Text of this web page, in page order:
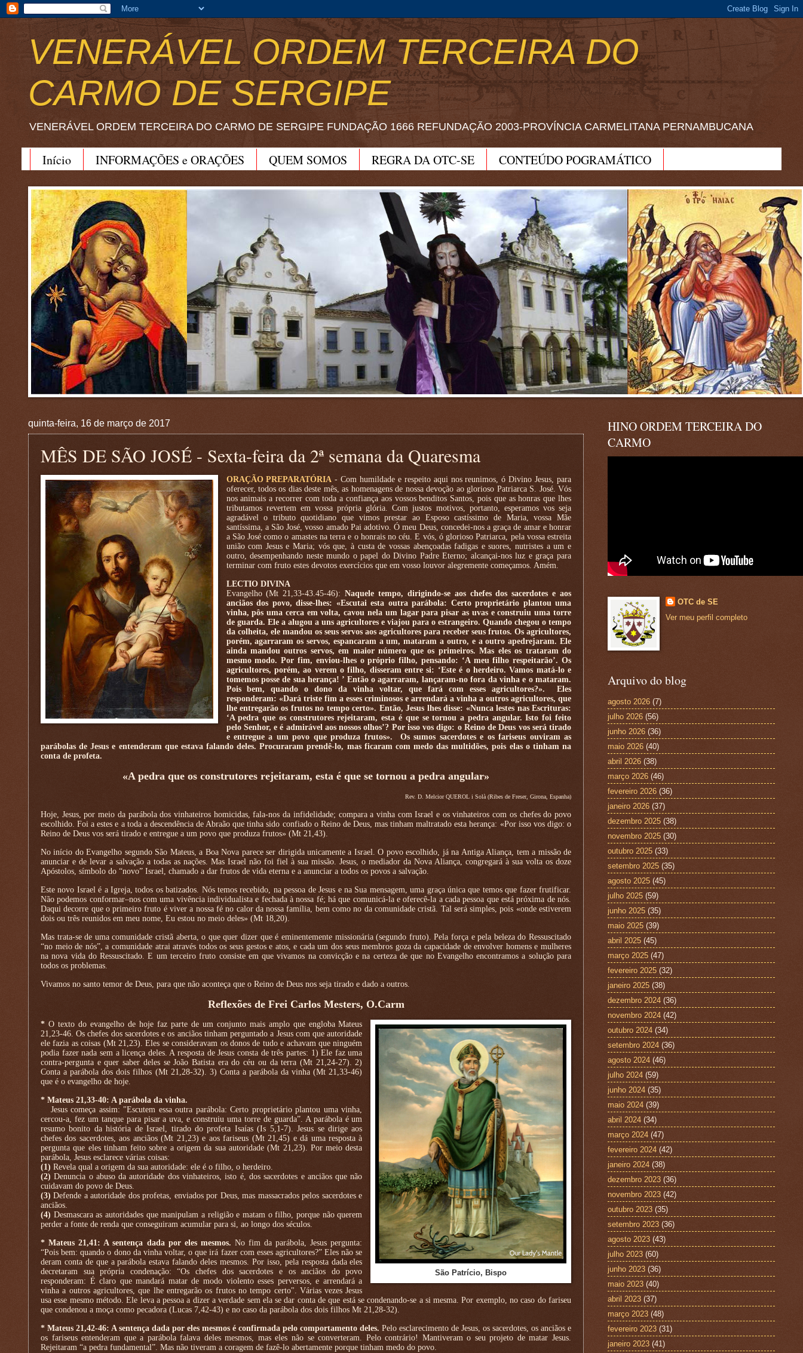
VENERÁVEL ORDEM TERCEIRA DO
CARMO DE SERGIPE
VENERÁVEL ORDEM TERCEIRA DO CARMO DE SERGIPE FUNDAÇÃO 1666 REFUNDAÇÃO 2003-PROVÍNCIA CARMELITANA PERNAMBUCANA
Início INFORMAÇÕES e ORAÇÕES QUEM SOMOS REGRA DA OTC-SE
CONTEÚDO POGRAMÁTICO
quinta-feira, 16 de março de 2017
MÊS DE SÃO JOSÉ - Sexta-feira da 2ª semana da Quaresma
ORAÇÃO PREPARATÓRIA - Com humildade e respeito aqui nos reunimos, ó Divino Jesus, para
oferecer, todos os dias deste mês, as homenagens de nossa devoção ao glorioso Patriarca S. José. Vós
nos animais a recorrer com toda a confiança aos vossos benditos Santos, pois que as honras que lhes
tributamos revertem em vossa própria glória. Com justos motivos, portanto, esperamos vos seja
agradável o tributo quotidiano que vimos prestar ao Esposo castíssimo de Maria, vossa Mãe
santíssima, a São José, vosso amado Pai adotivo. Ó meu Deus, concedei-nos a graça de amar e honrar
a São José como o amastes na terra e o honrais no céu. E vós, ó glorioso Patriarca, pela vossa estreita
união com Jesus e Maria; vós que, à custa de vossas abençoadas fadigas e suores, nutristes a um e
outro, desempenhando neste mundo o papel do Divino Padre Eterno; alcançai-nos luz e graça para
terminar com fruto estes devotos exercícios que em vosso louvor alegremente começamos. Amém.
LECTIO DIVINA
Evangelho (Mt 21,33-43.45-46):Naquele tempo, dirigindo-se aos chefes dos sacerdotes e aos
anciãos dos povo, disse-lhes: «Escutai esta outra parábola: Certo proprietário plantou uma
vinha, pôs uma cerca em volta, cavou nela um lagar para pisar as uvas e construiu uma torre
de guarda. Ele a alugou a uns agricultores e viajou para o estrangeiro. Quando chegou o tempo
da colheita, ele mandou os seus servos aos agricultores para receber seus frutos. Os agricultores,
porém, agarraram os servos, espancaram a um, mataram a outro, e a outro apedrejaram. Ele
ainda mandou outros servos, em maior número que os primeiros. Mas eles os trataram do
mesmo modo. Por fim, enviou-lhes o próprio filho, pensando: ‘A meu filho respeitarão’. Os
agricultores, porém, ao verem o filho, disseram entre si: ‘Este é o herdeiro. Vamos matá-lo e
tomemos posse de sua herança! ’ Então o agarraram, lançaram-no fora da vinha e o mataram.
Pois bem, quando o dono da vinha voltar, que fará com esses agricultores?». Eles
responderam: «Dará triste fim a esses criminosos e arrendará a vinha a outros agricultores, que
lhe entregarão os frutos no tempo certo». Então, Jesus lhes disse: «Nunca lestes nas Escrituras:
‘A pedra que os construtores rejeitaram, esta é que se tornou a pedra angular. Isto foi feito
pelo Senhor, e é admirável aos nossos olhos’? Por isso vos digo: o Reino de Deus vos será tirado
e entregue a um povo que produza frutos». Os sumos sacerdotes e os fariseus ouviram as
parábolas de Jesus e entenderam que estava falando deles. Procuraram prendê-lo, mas ficaram com medo das multidões, pois elas o tinham na
conta de profeta.
«A pedra que os construtores rejeitaram, esta é que se tornou a pedra angular»
Rev. D. Melcior QUEROL i Solà (Ribes de Freser, Girona, Espanha)
Hoje, Jesus, por meio da parábola dos vinhateiros homicidas, fala-nos da infidelidade; compara a vinha com Israel e os vinhateiros com os chefes do povo
escolhido. Foi a estes e a toda a descendência de Abraão que tinha sido confiado o Reino de Deus, mas tinham maltratado esta herança: «Por isso vos digo: o
Reino de Deus vos será tirado e entregue a um povo que produza frutos» (Mt 21,43).
No início do Evangelho segundo São Mateus, a Boa Nova parece ser dirigida unicamente a Israel. O povo escolhido, já na Antiga Aliança, tem a missão de
anunciar e de levar a salvação a todas as nações. Mas Israel não foi fiel à sua missão. Jesus, o mediador da Nova Aliança, congregará à sua volta os doze
Apóstolos, símbolo do “novo” Israel, chamado a dar frutos de vida eterna e a anunciar a todos os povos a salvação.
Este novo Israel é a Igreja, todos os batizados. Nós temos recebido, na pessoa de Jesus e na Sua mensagem, uma graça única que temos que fazer frutificar.
Não podemos conformar–nos com uma vivência individualista e fechada à nossa fé; há que comunicá-la e oferecê-la a cada pessoa que está próxima de nós.
Daqui decorre que o primeiro fruto é viver a nossa fé no calor da nossa família, bem como no da comunidade cristã. Tal será simples, pois «onde estiverem
dois ou três reunidos em meu nome, Eu estou no meio deles» (Mt 18,20).
Mas trata-se de uma comunidade cristã aberta, o que quer dizer que é eminentemente missionária (segundo fruto). Pela força e pela beleza do Ressuscitado
“no meio de nós”, a comunidade atrai através todos os seus gestos e atos, e cada um dos seus membros goza da capacidade de envolver homens e mulheres
na nova vida do Ressuscitado. E um terceiro fruto consiste em que vivamos na convicção e na certeza de que no Evangelho encontramos a solução para
todos os problemas.
Vivamos no santo temor de Deus, para que não aconteça que o Reino de Deus nos seja tirado e dado a outros.
Reflexões de Frei Carlos Mesters, O.Carm
São Patrício, Bispo
* O texto do evangelho de hoje faz parte de um conjunto mais amplo que engloba Mateus
21,23-46. Os chefes dos sacerdotes e os anciãos tinham perguntado a Jesus com que autoridade
ele fazia as coisas (Mt 21,23). Eles se consideravam os donos de tudo e achavam que ninguém
podia fazer nada sem a licença deles. A resposta de Jesus consta de três partes: 1) Ele faz uma
contra-pergunta e quer saber deles se João Batista era do céu ou da terra (Mt 21,24-27). 2)
Conta a parábola dos dois filhos (Mt 21,28-32). 3) Conta a parábola da vinha (Mt 21,33-46)
que é o evangelho de hoje.
* Mateus 21,33-40: A parábola da vinha.
Jesus começa assim: "Escutem essa outra parábola: Certo proprietário plantou uma vinha,
cercou-a, fez um tanque para pisar a uva, e construiu uma torre de guarda”. A parábola é um
resumo bonito da história de Israel, tirado do profeta Isaías (Is 5,1-7). Jesus se dirige aos
chefes dos sacerdotes, aos anciãos (Mt 21,23) e aos fariseus (Mt 21,45) e dá uma resposta à
pergunta que eles tinham feito sobre a origem da sua autoridade (Mt 21,23). Por meio desta
parábola, Jesus esclarece várias coisas:
(1) Revela qual a origem da sua autoridade: ele é o filho, o herdeiro.
(2) Denuncia o abuso da autoridade dos vinhateiros, isto é, dos sacerdotes e anciãos que não
cuidavam do povo de Deus.
(3) Defende a autoridade dos profetas, enviados por Deus, mas massacrados pelos sacerdotes e
anciãos.
(4) Desmascara as autoridades que manipulam a religião e matam o filho, porque não querem
perder a fonte de renda que conseguiram acumular para si, ao longo dos séculos.
* Mateus 21,41: A sentença dada por eles mesmos. No fim da parábola, Jesus pergunta:
“Pois bem: quando o dono da vinha voltar, o que irá fazer com esses agricultores?” Eles não se
deram conta de que a parábola estava falando deles mesmos. Por isso, pela resposta dada eles
decretaram sua própria condenação: “Os chefes dos sacerdotes e os anciãos do povo
responderam: É claro que mandará matar de modo violento esses perversos, e arrendará a
vinha a outros agricultores, que lhe entregarão os frutos no tempo certo". Várias vezes Jesus
usa esse mesmo método. Ele leva a pessoa a dizer a verdade sem ela se dar conta de que está se condenando-se a si mesma. Por exemplo, no caso do fariseu
que condenou a moça como pecadora (Lucas 7,42-43) e no caso da parábola dos dois filhos Mt 21,28-32).
* Mateus 21,42-46: A sentença dada por eles mesmos é confirmada pelo comportamento deles. Pelo esclarecimento de Jesus, os sacerdotes, os anciãos e
os fariseus entenderam que a parábola falava deles mesmos, mas eles não se converteram. Pelo contrário! Mantiveram o seu projeto de matar Jesus.
Rejeitaram “a pedra fundamental”. Mas não tiveram a coragem de fazê-lo abertamente porque tinham medo do povo.
HINO ORDEM TERCEIRA DO
CARMO
OTC de SE
Ver meu perfil completo
Arquivo do blog
agosto 2026 (7)
julho 2026 (56)
junho 2026 (36)
maio 2026 (40)
abril 2026 (38)
março 2026 (46)
fevereiro 2026 (36)
janeiro 2026 (37)
dezembro 2025 (38)
novembro 2025 (30)
outubro 2025 (33)
setembro 2025 (35)
agosto 2025 (45)
julho 2025 (59)
junho 2025 (35)
maio 2025 (39)
abril 2025 (45)
março 2025 (47)
fevereiro 2025 (32)
janeiro 2025 (38)
dezembro 2024 (36)
novembro 2024 (42)
outubro 2024 (34)
setembro 2024 (36)
agosto 2024 (46)
julho 2024 (59)
junho 2024 (35)
maio 2024 (39)
abril 2024 (34)
março 2024 (47)
fevereiro 2024 (42)
janeiro 2024 (38)
dezembro 2023 (36)
novembro 2023 (42)
outubro 2023 (35)
setembro 2023 (36)
agosto 2023 (43)
julho 2023 (60)
junho 2023 (36)
maio 2023 (40)
abril 2023 (37)
março 2023 (48)
fevereiro 2023 (31)
janeiro 2023 (41)